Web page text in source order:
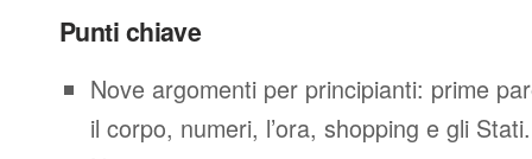
Punti chiave
Nove argomenti per principianti: prime
il corpo, numeri, l’ora, shopping e gli Stati.